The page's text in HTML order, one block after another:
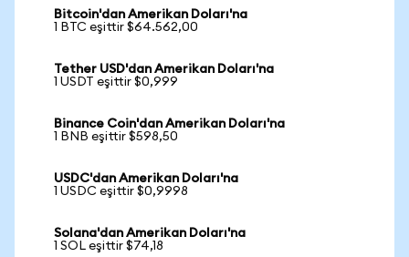
Bitcoin'dan Amerikan Doları'na
1 BTC eşittir $64.562,00
Tether USD'dan Amerikan Doları'na
1 USDT eşittir $0,999
Binance Coin'dan Amerikan Doları'na
1 BNB eşittir $598,50
USDC'dan Amerikan Doları'na
1 USDC eşittir $0,9998
Solana'dan Amerikan Doları'na
1 SOL eşittir $74,18